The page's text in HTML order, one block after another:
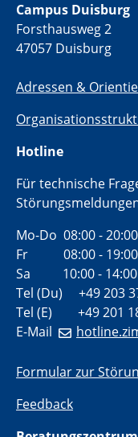
Campus Duisburg
Forsthausweg 2
47057 Duisburg
Adressen &
Hotline
Für technische
Mo-Do 08:00 -
Fr 08:00 - 19:00
Sa 10:00 - 14:00
Tel (Du) +49 203
Tel (E) +49 201
E-Mail
Formular zur
Feedback